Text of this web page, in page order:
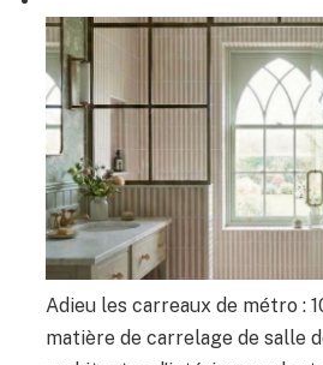
Adieu les carreaux de métro :
matière de carrelage de salle